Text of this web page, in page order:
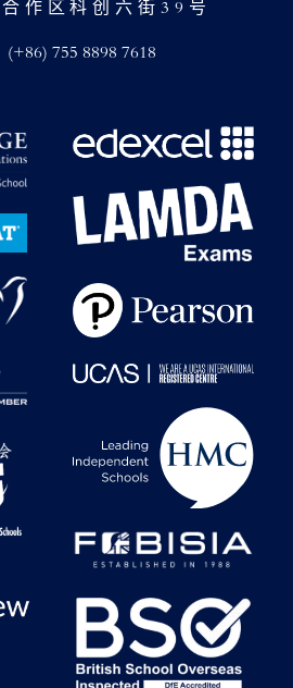
作区科创六街39号
(+86) 755 8898 7618